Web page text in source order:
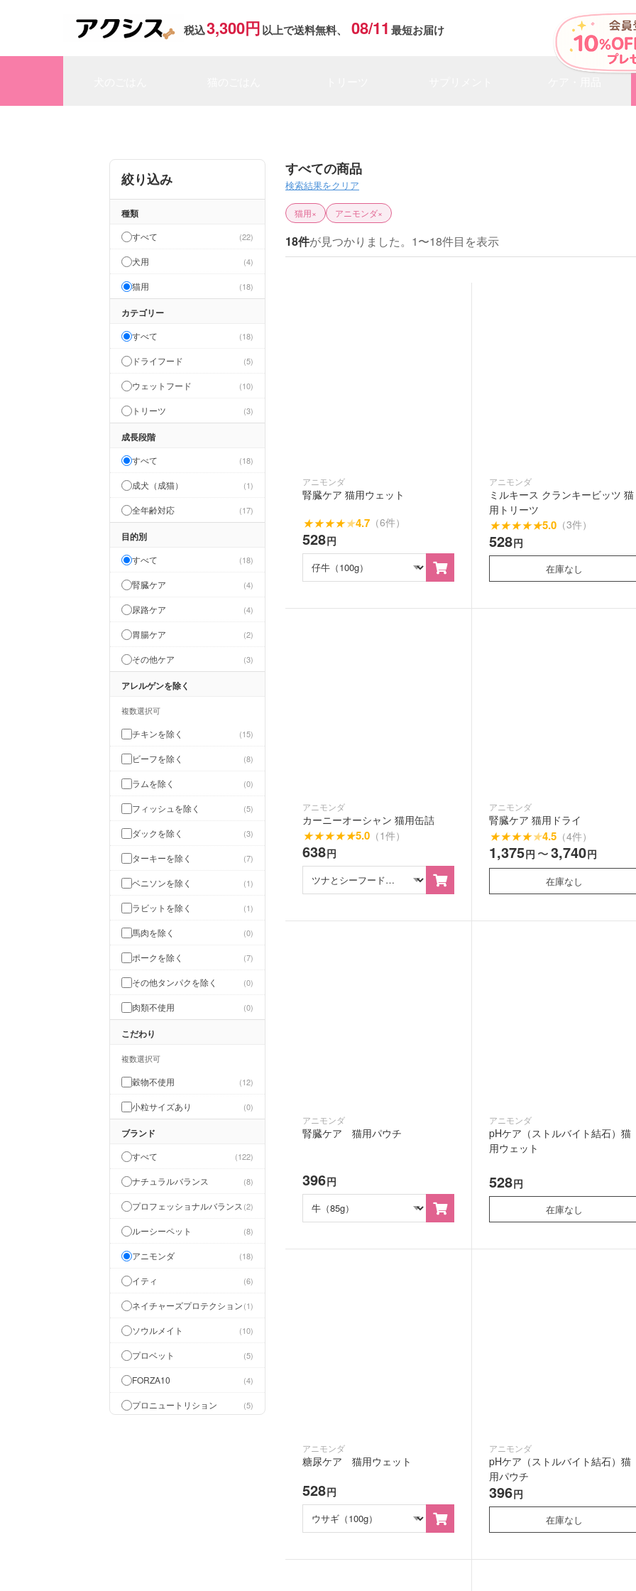
税込3,300円以上で送料無料、 08/11 最短お届け
絞り込み
種類
すべて 22
犬用 4
猫用 18
カテゴリー
すべて 18
ドライフード 5
ウェットフード 10
トリーツ 3
成長段階
すべて 18
成犬（成猫） 1
全年齢対応 17
目的別
すべて 18
腎臓ケア 4
尿路ケア 4
胃腸ケア 2
その他ケア 3
アレルゲンを除く
複数選択可
チキンを除く 15
ビーフを除く 8
ラムを除く 0
フィッシュを除く 5
ダックを除く 3
ターキーを除く 7
ベニソンを除く 1
ラビットを除く 1
馬肉を除く 0
ポークを除く 7
その他タンパクを除く 0
肉類不使用 0
こだわり
複数選択可
穀物不使用 12
小粒サイズあり 0
ブランド
すべて 122
ナチュラルバランス 8
プロフェッショナルバランス 2
ルーシーペット 8
アニモンダ 18
イティ 6
ネイチャーズプロテクション 1
ソウルメイト 10
プロベット 5
FORZA10 4
プロニュートリション 5
すべての商品
検索結果をクリア
猫用× アニモンダ×
18件が見つかりました。1〜18件目を表示
アニモンダ
腎臓ケア 猫用ウェット
★★★★★4.7 （6件）
528円
アニモンダ
ミルキース クランキービッツ 猫
用トリーツ
★★★★★5.0（3件）
528円
在庫なし
アニモンダ
カーニーオーシャン 猫用缶詰
★★★★★5.0 （1件）
638円
アニモンダ
腎臓ケア 猫用ドライ
★★★★★4.5（4件）
1,375円 〜3,740円
在庫なし
アニモンダ
腎臓ケア 猫用パウチ
396円
アニモンダ
pHケア（ストルバイト結石）猫
用ウェット
528円
在庫なし
アニモンダ
糖尿ケア 猫用ウェット
528円
アニモンダ
pHケア（ストルバイト結石）猫
用パウチ
396円
在庫なし